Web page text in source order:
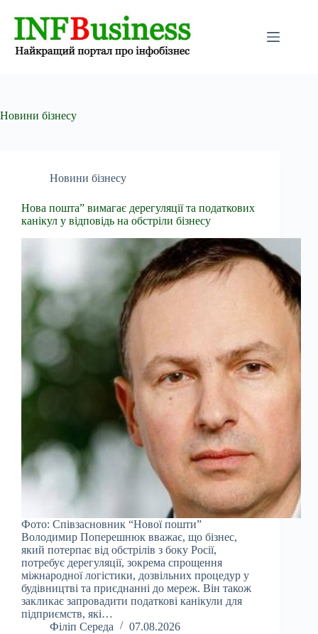
Новини бізнесу
Новини бізнесу
Нова пошта” вимагає дерегуляції та податкових
канікул у відповідь на обстріли бізнесу
Фото: Співзасновник “Нової пошти”
Володимир Поперешнюк вважає, що бізнес,
який потерпає від обстрілів з боку Росії,
потребує дерегуляції, зокрема спрощення
міжнародної логістики, дозвільних процедур у
будівництві та приєднанні до мереж. Він також
закликає запровадити податкові канікули для
підприємств, які…
Філіп Середа
07.08.2026